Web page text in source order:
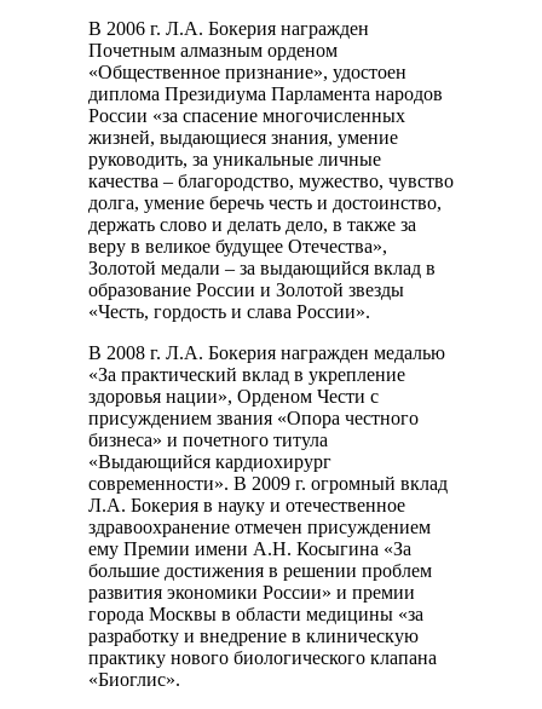
В 2006 г. Л.А. Бокерия награжден
Почетным алмазным орденом
«Общественное признание», удостоен
диплома Президиума Парламента народов
России «за спасение многочисленных
жизней, выдающиеся знания, умение
руководить, за уникальные личные
качества – благородство, мужество, чувство
долга, умение беречь честь и достоинство,
держать слово и делать дело, в также за
веру в великое будущее Отечества»,
Золотой медали – за выдающийся вклад в
образование России и Золотой звезды
«Честь, гордость и слава России».
В 2008 г. Л.А. Бокерия награжден медалью
«За практический вклад в укрепление
здоровья нации», Орденом Чести с
присуждением звания «Опора честного
бизнеса» и почетного титула
«Выдающийся кардиохирург
современности». В 2009 г. огромный вклад
Л.А. Бокерия в науку и отечественное
здравоохранение отмечен присуждением
ему Премии имени А.Н. Косыгина «За
большие достижения в решении проблем
развития экономики России» и премии
города Москвы в области медицины «за
разработку и внедрение в клиническую
практику нового биологического клапана
«Биоглис».